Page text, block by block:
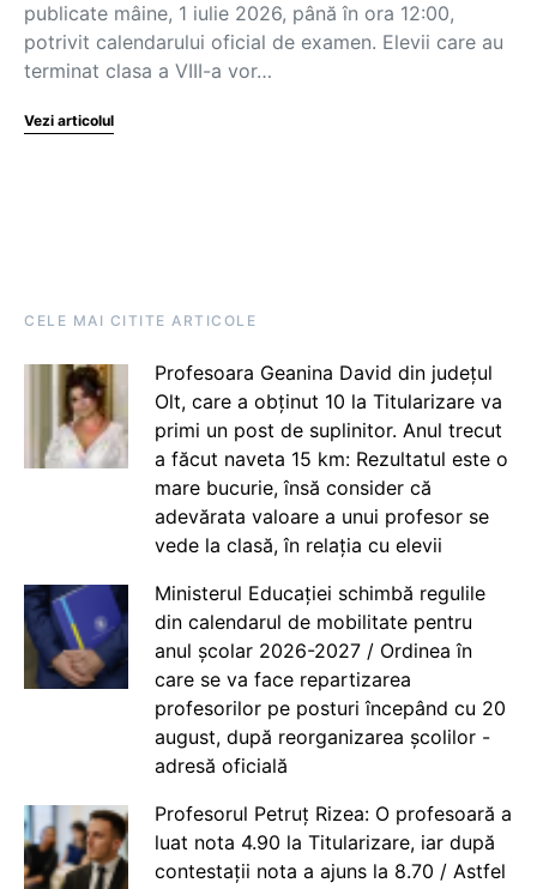
publicate mâine, 1 iulie 2026, până în ora 12:00,
potrivit calendarului oficial de examen. Elevii care au
terminat clasa a VIII-a vor…
Vezi articolul
CELE MAI CITITE ARTICOLE
Profesoara Geanina David din județul
Olt, care a obținut 10 la Titularizare va
primi un post de suplinitor. Anul trecut
a făcut naveta 15 km: Rezultatul este o
mare bucurie, însă consider că
adevărata valoare a unui profesor se
vede la clasă, în relația cu elevii
Ministerul Educației schimbă regulile
din calendarul de mobilitate pentru
anul școlar 2026-2027 / Ordinea în
care se va face repartizarea
profesorilor pe posturi începând cu 20
august, după reorganizarea școlilor -
adresă oficială
Profesorul Petruț Rizea: O profesoară a
luat nota 4.90 la Titularizare, iar după
contestații nota a ajuns la 8.70 / Astfel